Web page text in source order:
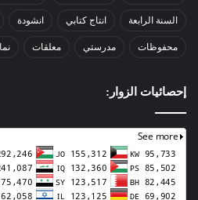
السنة الرابعة انتاج كتابي انشودة
محفوظات مدرستي معلقات
إحصائيات الزوار: